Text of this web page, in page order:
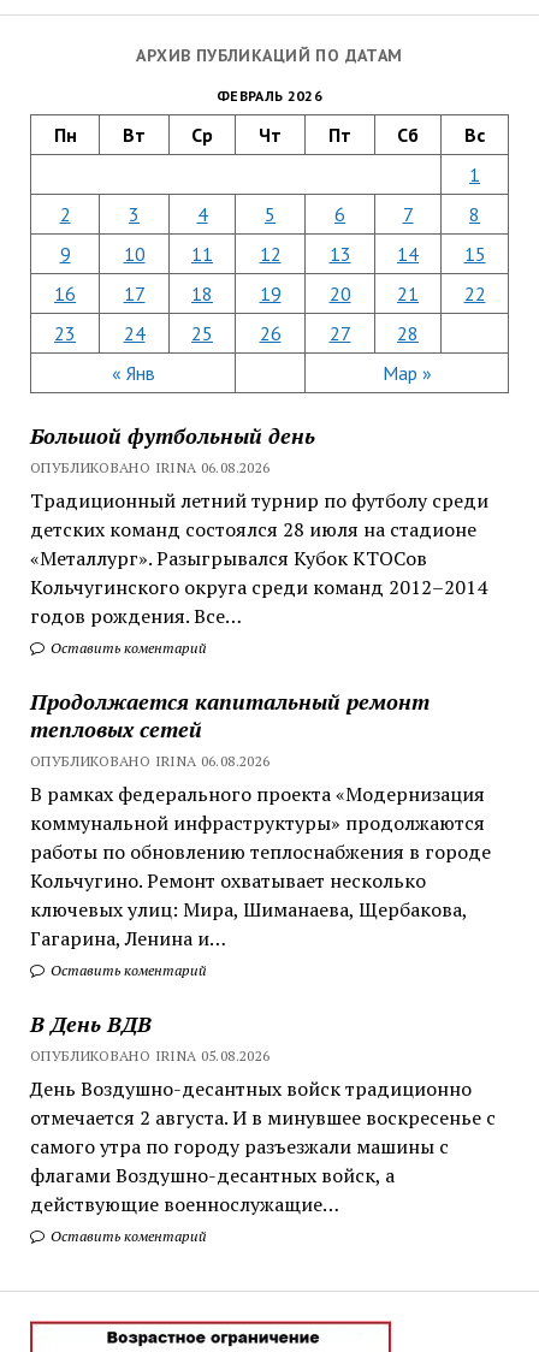
АРХИВ ПУБЛИКАЦИЙ ПО ДАТАМ
ФЕВРАЛЬ 2026
Пн Вт Ср Чт Пт Сб Вс
« Янв Мар »
1
2
3 4 5 6 7
8
9
10 11 12 13 14
15
16
17 18 19 20 21
22
23
24 25 26 27 28
Большой футбольный день
ОПУБЛИКОВАНО IRINA 06.08.2026
Традиционный летний турнир по футболу среди
детских команд состоялся 28 июля на стадионе
«Металлург». Разыгрывался Кубок КТОСов
Кольчугинского округа среди команд 2012–2014
годов рождения. Все…
Оставить коментарий
Продолжается капитальный ремонт
тепловых сетей
ОПУБЛИКОВАНО IRINA 06.08.2026
В рамках федерального проекта «Модернизация
коммунальной инфраструктуры» продолжаются
работы по обновлению теплоснабжения в городе
Кольчугино. Ремонт охватывает несколько
ключевых улиц: Мира, Шиманаева, Щербакова,
Гагарина, Ленина и…
Оставить коментарий
В День ВДВ
ОПУБЛИКОВАНО IRINA 05.08.2026
День Воздушно-десантных войск традиционно
отмечается 2 августа. И в минувшее воскресенье с
самого утра по городу разъезжали машины с
флагами Воздушно-десантных войск, а
действующие военнослужащие…
Оставить коментарий